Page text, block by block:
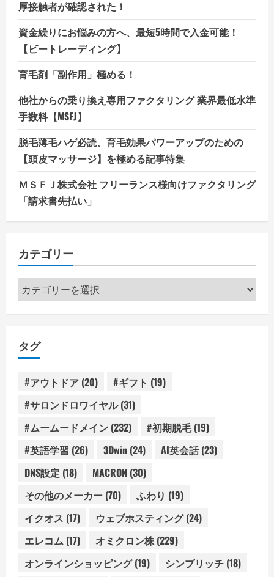
厚接触者が確認された！
資金繰りにお悩みの方へ、最短5時間で入金可能！
【ビートレーディング】
育毛剤「副作用」極める！
他社からの乗り換え専用ファクタリング 業界最低水準
手数料【MSFJ】
脱毛薄毛ハゲ必読、育毛効果パワーアップのための
【頭皮マッサージ】を極める記事特集
ＭＳＦＪ株式会社 フリーランス様向けファクタリング
「請求書先払い」
カテゴリー
カ
テ
ー
タグ
#アウトドア (20) #ギフト (19)
#サロンドロワイヤル(31)
#ムームードメイン (232) #初期脱毛(19)
#英語学習 (26) 3Dwin (24) AI英会話(23)
DNS設定 (18) MACRON (30)
その他のメーカー (70) ふわり (19)
イクオス (17) ウェブホスティング(24)
エレコム (17) オミクロン株(229)
オンラインショッピング(19) シンプリッチ (18)